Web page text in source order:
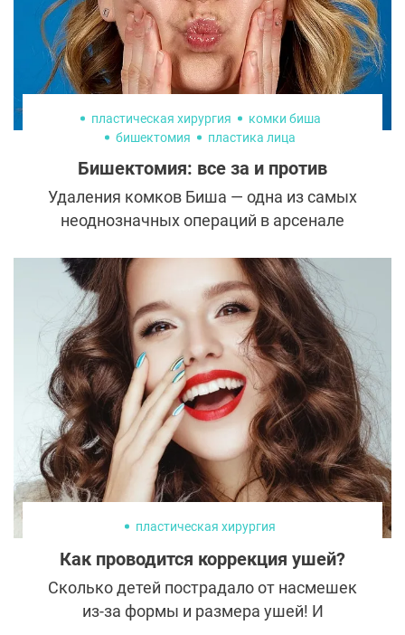
пластическая хирургия
комки биша
бишектомия
пластика лица
Бишектомия: все за и против
Удаления комков Биша — одна из самых
неоднозначных операций в арсенале
является прекрасным способом обретения
впалых щек и острых скул, другие же
считают бишектомию бесполезной, а в
долгосрочной перспективе даже вредной.
Истина, как всегда, где-то посередине.
Предлагаем разобраться во всех нюансах,
а уже потом принимать решение, нужна ли
вам такая операция.
пластическая хирургия
Как проводится коррекция ушей?
Сколько детей пострадало от насмешек
из-за формы и размера ушей! И